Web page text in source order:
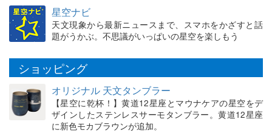
星空ナビ
天文現象から最新ニュースまで、スマホをかざすと話
題がうかぶ。不思議がいっぱいの星空を楽しもう
ショッピング
オリジナル 天文タンブラー
【星空に乾杯！】黄道12星座とマウナケアの星空をデ
ザインしたステンレスサーモタンブラー。黄道12星座
に新色モカブラウンが追加。